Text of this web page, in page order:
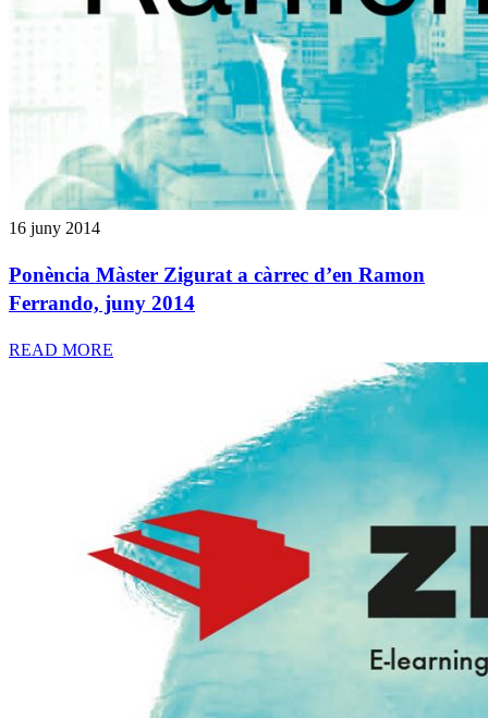
16 juny 2014
Ponència Màster Zigurat a càrrec d’en Ramon
Ferrando, juny 2014
READ MORE